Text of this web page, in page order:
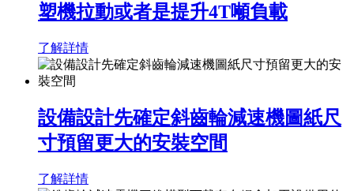
塑機拉動或者是提升4T噸負載
了解詳情
設備設計先確定斜齒輪減速機圖紙尺
寸預留更大的安裝空間
了解詳情